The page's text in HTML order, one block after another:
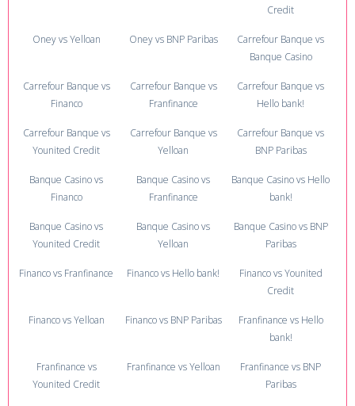
Credit
Oney vs Yelloan Oney vs BNP Paribas
Carrefour Banque vs
Banque Casino
Carrefour Banque vs
Financo
Carrefour Banque vs
Franfinance
Carrefour Banque vs
Hello bank!
Carrefour Banque vs
Younited Credit
Carrefour Banque vs
Yelloan
Carrefour Banque vs
BNP Paribas
Banque Casino vs
Financo
Banque Casino vs
Franfinance
Banque Casino vs Hello
bank!
Banque Casino vs
Younited Credit
Banque Casino vs
Yelloan
Banque Casino vs BNP
Paribas
Financo vs Franfinance Financo vs Hello bank!
Financo vs Younited
Credit
Financo vs Yelloan Financo vs BNP Paribas
Franfinance vs Hello
bank!
Franfinance vs
Younited Credit
Franfinance vs Yelloan
Franfinance vs BNP
Paribas